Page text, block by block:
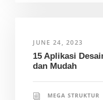
JUNE 24, 2023
15 Aplikasi
dan Mudah
MEGA STRUKTUR